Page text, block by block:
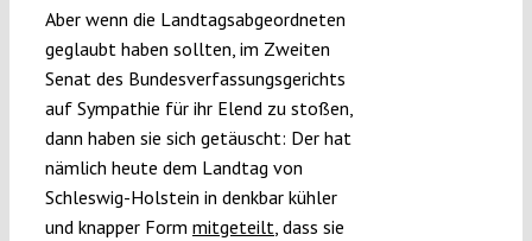
Aber wenn die Landtagsabgeordneten
geglaubt haben sollten, im Zweiten
Senat des Bundesverfassungsgerichts
auf Sympathie für ihr Elend zu stoßen,
dann haben sie sich getäuscht: Der hat
nämlich heute dem Landtag von
Schleswig-Holstein in denkbar kühler
und knapper Form mitgeteilt, dass sie